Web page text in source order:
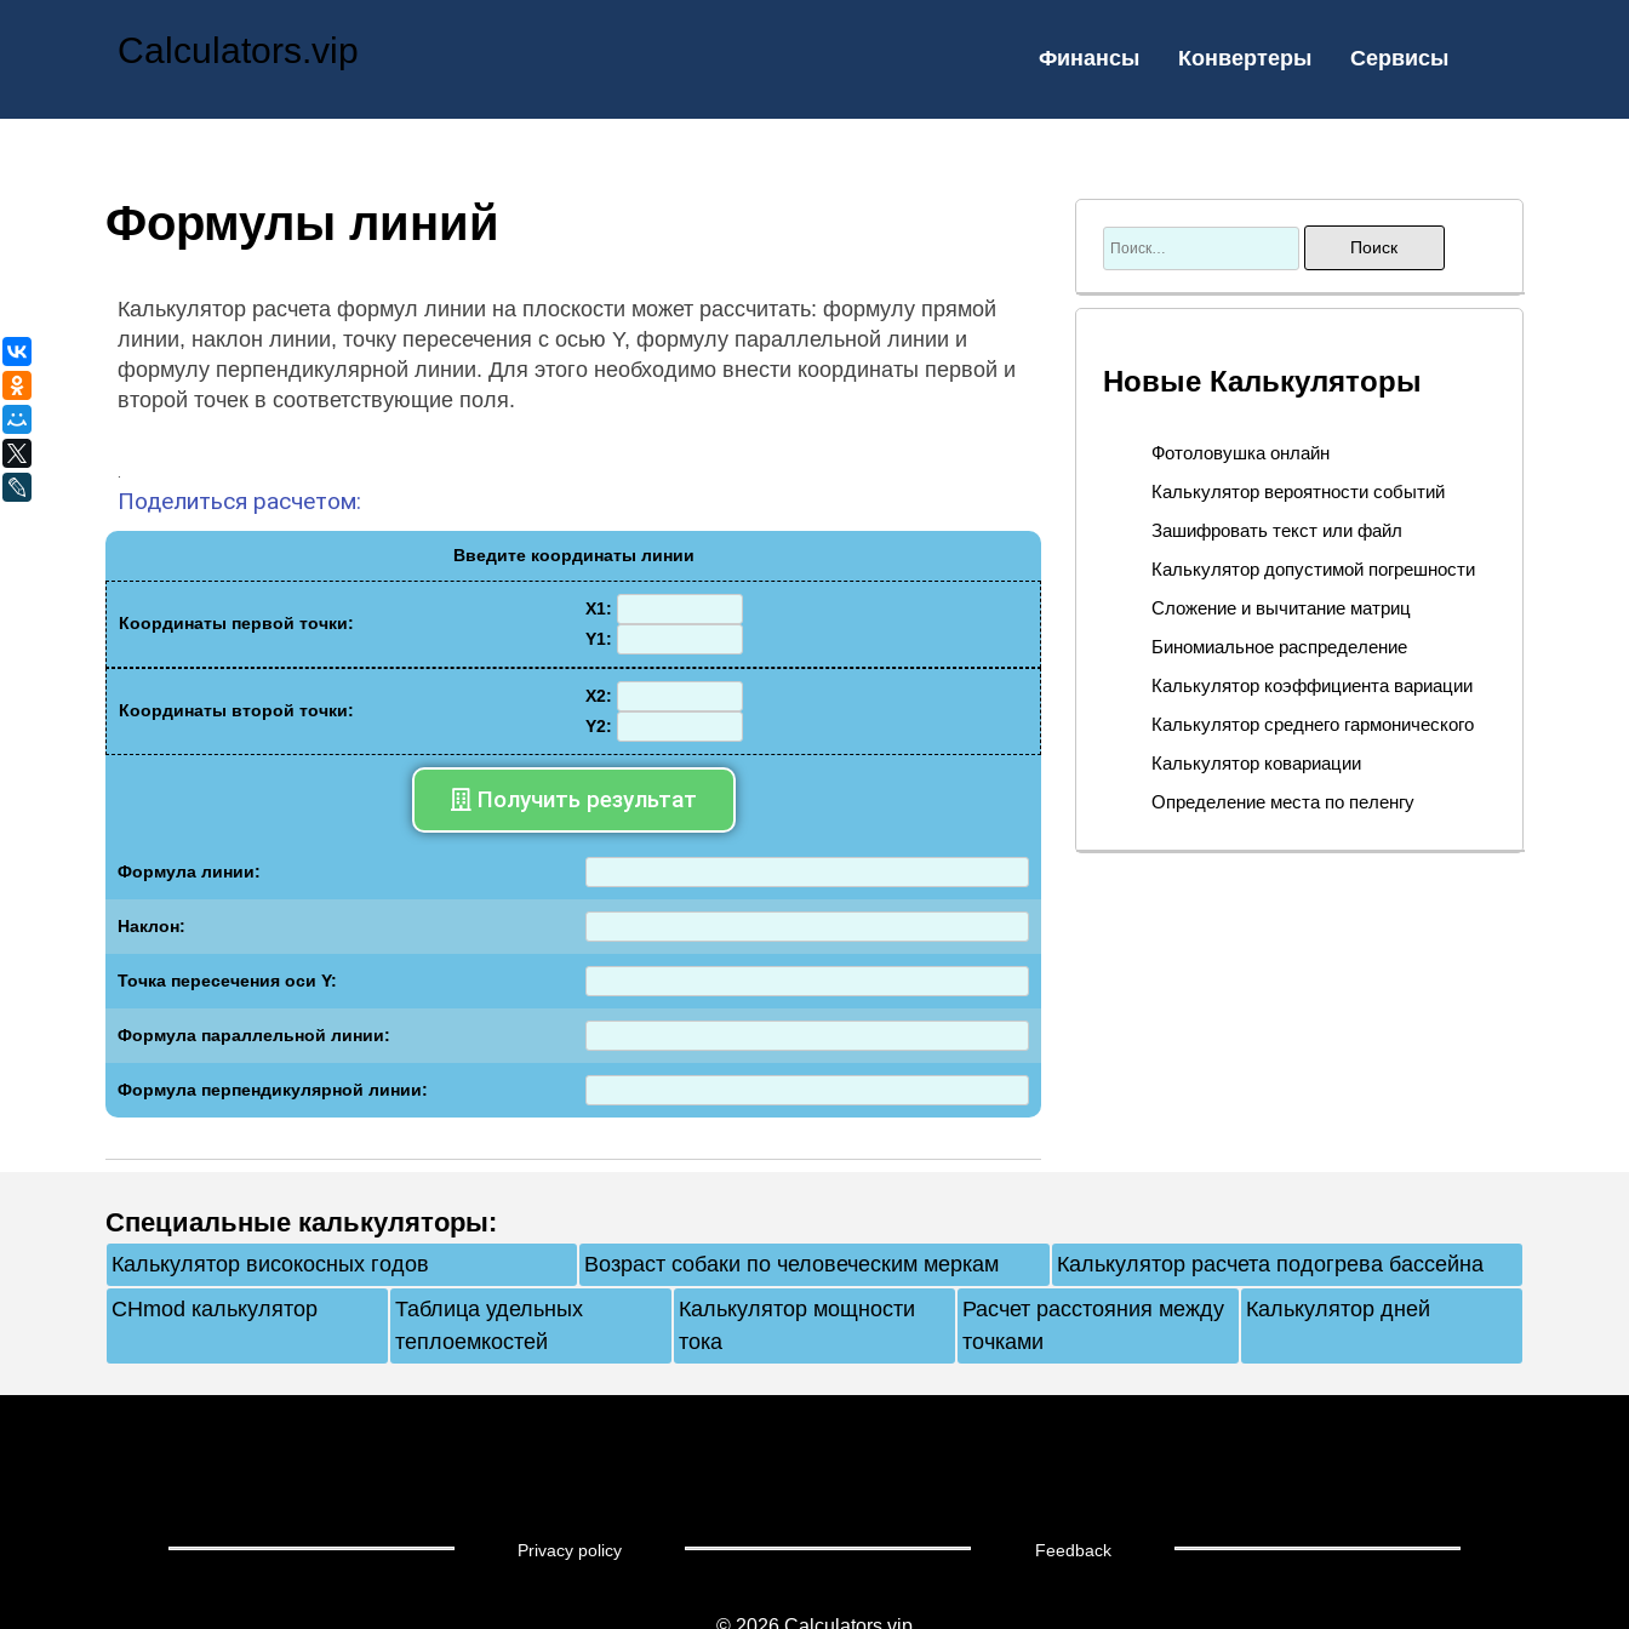
Calculators.vip Финансы Конвертеры Сервисы
Формулы линий
Калькулятор расчета формул линии на плоскости может рассчитать: формулу прямой
линии, наклон линии, точку пересечения с осью Y, формулу параллельной линии и
формулу перпендикулярной линии. Для этого необходимо внести координаты первой и
второй точек в соответствующие поля.
Поделиться расчетом:
Введите координаты линии
Координаты первой точки:
X1:
Y1:
Координаты второй точки:
X2:
Y2:
Получить результат
Формула линии:
Наклон:
Точка пересечения оси Y:
Формула параллельной линии:
Формула перпендикулярной линии:
Новые Калькуляторы
Фотоловушка онлайн
Калькулятор вероятности событий
Зашифровать текст или файл
Калькулятор допустимой погрешности
Сложение и вычитание матриц
Биномиальное распределение
Калькулятор коэффициента вариации
Калькулятор среднего гармонического
Калькулятор ковариации
Определение места по пеленгу
Специальные калькуляторы:
Калькулятор високосных годов Возраст собаки по человеческим меркам
Калькулятор расчета подогрева бассейна
СHmod калькулятор
Таблица удельных
теплоемкостей
Калькулятор мощности
тока
Расчет расстояния между
точками
Калькулятор дней
Privacy policy Feedback
ВКонтакте
Одноклассники